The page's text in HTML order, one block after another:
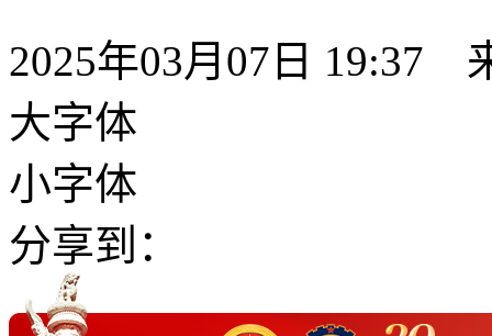
2025年03月07日 19:37
大字体
小字体
分享到：